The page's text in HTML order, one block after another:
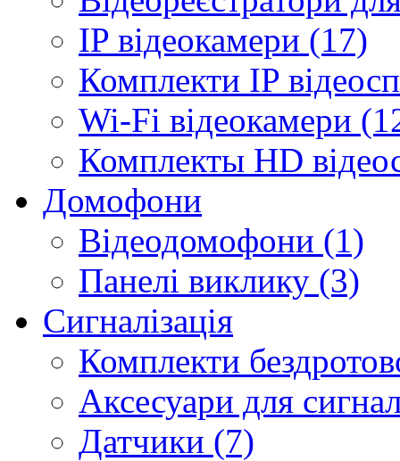
IP відеокамери (17)
Комплекти IP
Wi-Fi відеокамери
Комплекты HD
Домофони
Відеодомофони (1)
Панелі виклику (3)
Сигналізація
Комплекти
Аксесуари для
Датчики (7)